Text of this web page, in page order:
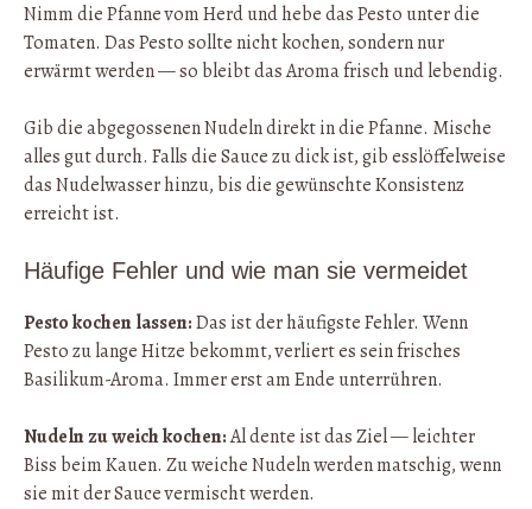
Nimm die Pfanne vom Herd und hebe das Pesto unter die
Tomaten. Das Pesto sollte nicht kochen, sondern nur
erwärmt werden — so bleibt das Aroma frisch und lebendig.
Gib die abgegossenen Nudeln direkt in die Pfanne. Mische
alles gut durch. Falls die Sauce zu dick ist, gib esslöffelweise
das Nudelwasser hinzu, bis die gewünschte Konsistenz
erreicht ist.
Häufige Fehler und wie man sie vermeidet
Pesto kochen lassen:Das ist der häufigste Fehler. Wenn
Pesto zu lange Hitze bekommt, verliert es sein frisches
Basilikum-Aroma. Immer erst am Ende unterrühren.
Nudeln zu weich kochen:Al dente ist das Ziel — leichter
Biss beim Kauen. Zu weiche Nudeln werden matschig, wenn
sie mit der Sauce vermischt werden.